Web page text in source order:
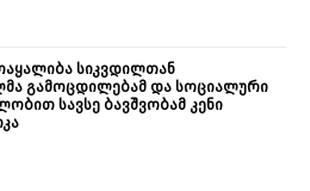
სიკვდილთან
გამოცდილებამ და სოციალური
სავსე ბავშვობამ კენი